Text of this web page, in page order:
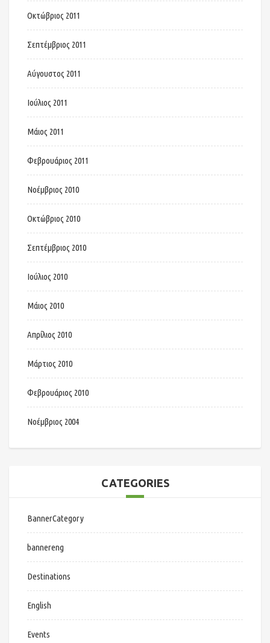
Οκτώβριος 2011
Σεπτέμβριος 2011
Αύγουστος 2011
Ιούλιος 2011
Μάιος 2011
Φεβρουάριος 2011
Νοέμβριος 2010
Οκτώβριος 2010
Σεπτέμβριος 2010
Ιούλιος 2010
Μάιος 2010
Απρίλιος 2010
Μάρτιος 2010
Φεβρουάριος 2010
Νοέμβριος 2004
CATEGORIES
BannerCategory
bannereng
Destinations
English
Events